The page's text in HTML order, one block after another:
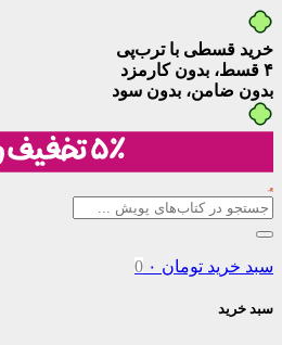
خرید قسطی با ترب‌پی
۴ قسط، بدون کارمزد
بدون ضامن، بدون سود
سبد خرید تومان 0
سبد خرید